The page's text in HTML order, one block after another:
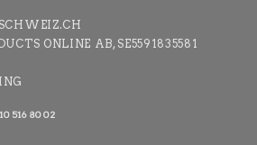
ONLINE AB, SE5591835581
516 80 02